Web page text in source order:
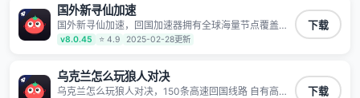
品质音乐。
国外新寻仙加速
国外新寻仙加速，回国加速器拥有全球海量节点覆盖，
运营商专线不卡顿超稳定，专为海外华人和留学生打
造，帮助海外华人免除地域限制，随时高速稳定低延迟
v8.0.45 ⭐ 4.9 2025-02-28更新
下载
乌克兰怎么玩狼人对决
乌克兰怎么玩狼人对决，150条高速回国线路 自有高速
下载